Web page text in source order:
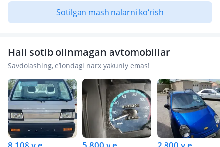
Sotilgan mashinalarni ko‘rish
Hali sotib olinmagan avtomobillar
Savdolashing, e’londagi narx yakuniy emas!